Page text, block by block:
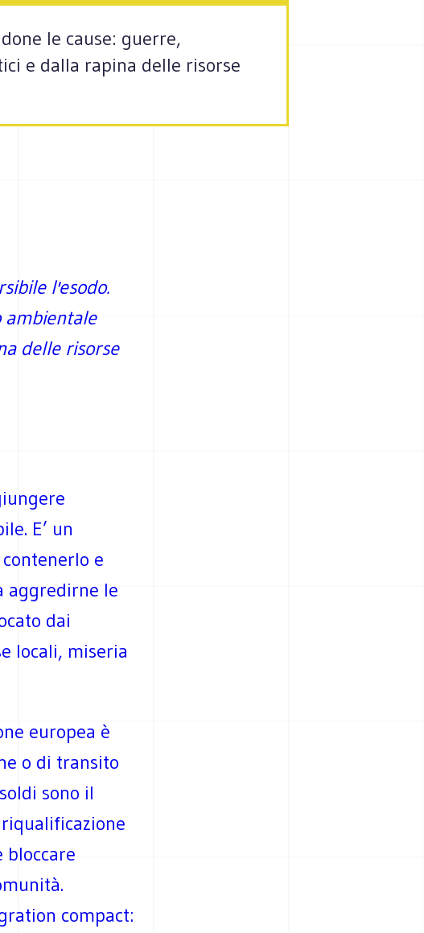
le cause: guerre,
e dalla rapina delle risorse
l'esodo.
ambientale
delle risorse
E’ un
e
aggredirne le
dai
locali, miseria
europea è
o di transito
sono il
compact: